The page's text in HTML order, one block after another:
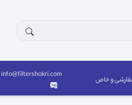
و خاص
info@filtershokri.com